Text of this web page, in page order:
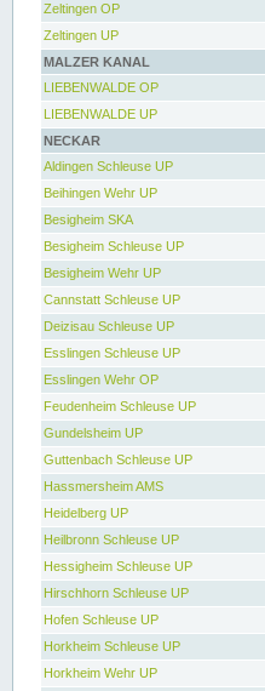
Zeltingen OP
Zeltingen UP
MALZER KANAL
LIEBENWALDE OP
LIEBENWALDE UP
NECKAR
Aldingen Schleuse UP
Beihingen Wehr UP
Besigheim SKA
Besigheim Schleuse UP
Besigheim Wehr UP
Cannstatt Schleuse UP
Deizisau Schleuse UP
Esslingen Schleuse UP
Esslingen Wehr OP
Feudenheim Schleuse UP
Gundelsheim UP
Guttenbach Schleuse UP
Hassmersheim AMS
Heidelberg UP
Heilbronn Schleuse UP
Hessigheim Schleuse UP
Hirschhorn Schleuse UP
Hofen Schleuse UP
Horkheim Schleuse UP
Horkheim Wehr UP